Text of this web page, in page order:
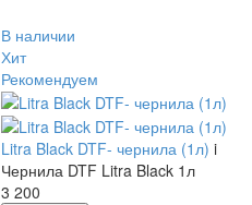
В наличии
Хит
Рекомендуем
Litra Black DTF- чернила (1л) i
Чернила DTF Litra Black 1л
3 200